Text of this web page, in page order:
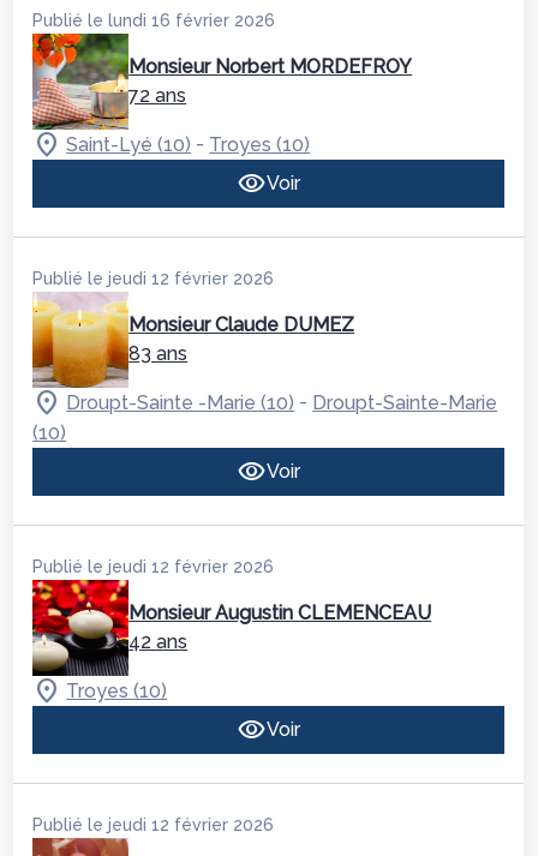
Publié le lundi 16 février 2026
Monsieur Norbert MORDEFROY
72 ans
Saint-Lyé (10) - Troyes (10)
Voir
Publié le jeudi 12 février 2026
Monsieur Claude DUMEZ
83 ans
Droupt-Sainte -Marie (10) - Droupt-Sainte-Marie
(10)
Voir
Publié le jeudi 12 février 2026
Monsieur Augustin CLEMENCEAU
42 ans
Troyes (10)
Voir
Publié le jeudi 12 février 2026